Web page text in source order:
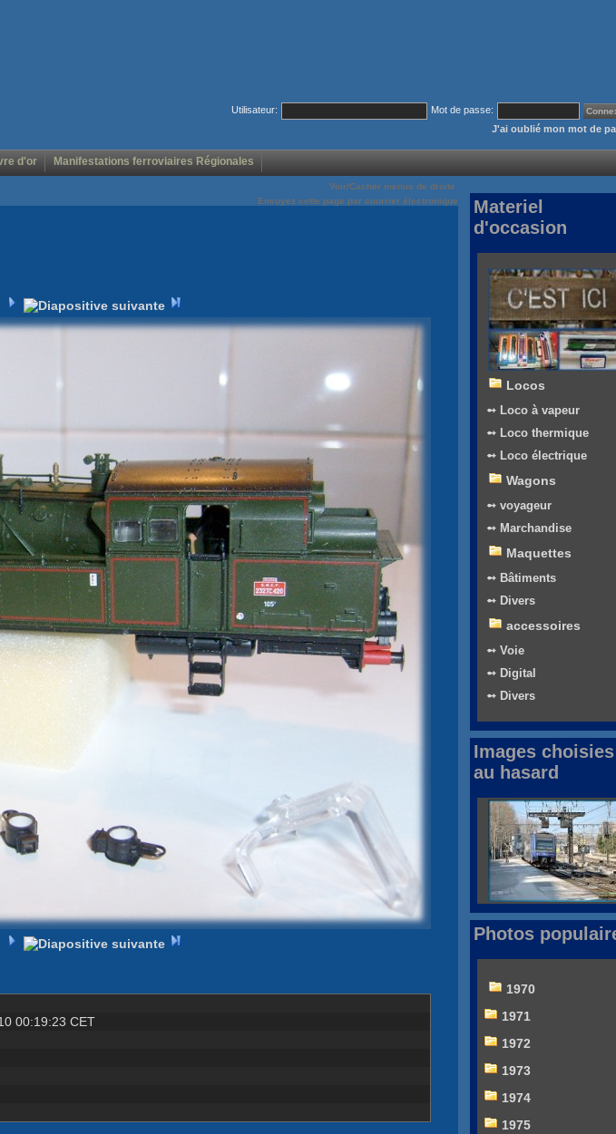
Utilisateur:
Mot de passe:
J'ai oublié mon mot de
d'or Manifestations ferroviaires Régionales
Voir/Cacher menus de droite
Envoyez cette page par courrier électronique
00:19:23 CET
Materiel
d'occasion
Locos
➻ Loco à vapeur
➻ Loco thermique
➻ Loco électrique
Wagons
➻ voyageur
➻ Marchandise
Maquettes
➻ Bâtiments
➻ Divers
accessoires
➻ Voie
➻ Digital
➻ Divers
Images choisies
au hasard
Photos
1970
1971
1972
1973
1974
1975